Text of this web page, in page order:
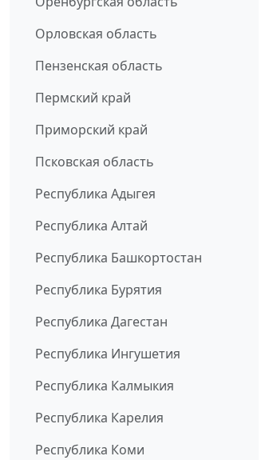
Орловская область
Пензенская область
Пермский край
Приморский край
Псковская область
Республика Адыгея
Республика Алтай
Республика Башкортостан
Республика Бурятия
Республика Дагестан
Республика Ингушетия
Республика Калмыкия
Республика Карелия
Республика Коми